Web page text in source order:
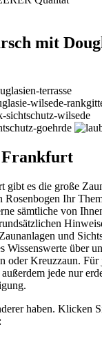
mit
Frankfurt
gibt es die große
Ihr
sämtliche von
und
Wissenswerte über
oder Kreuzzaun. Für
jede nur
haben. Klicken